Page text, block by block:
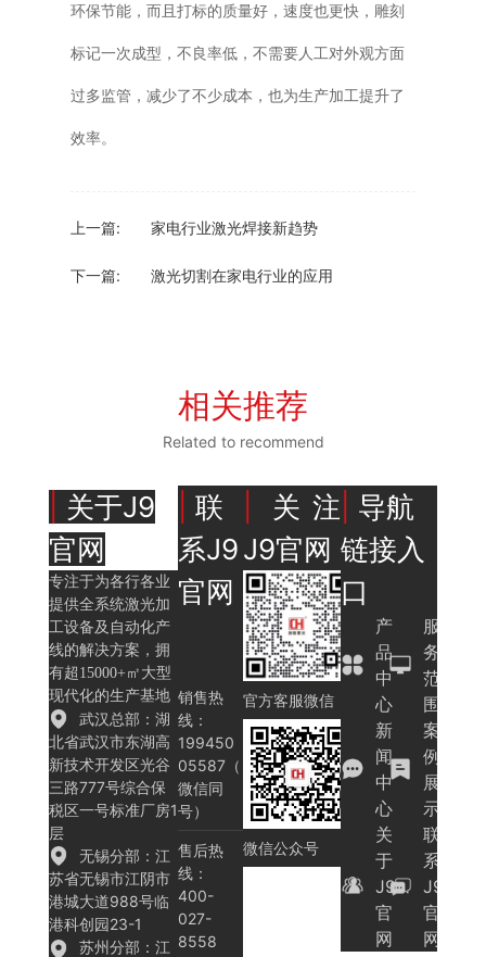
环保节能，而且打标的质量好，速度也更快，雕刻
标记一次成型，不良率低，不需要人工对外观方面
过多监管，减少了不少成本，也为生产加工提升了
效率。
上一篇: 家电行业激光焊接新趋势
下一篇: 激光切割在家电行业的应用
相关推荐
Related to recommend
关于J9
官网
专注于为各行各业
提供全系统激光加
工设备及自动化产
线的解决方案，拥
有超15000+㎡大型
现代化的生产基地
武汉总部：湖
北省武汉市东湖高
新技术开发区光谷
三路777号综合保
税区一号标准厂房1
层
无锡分部：江
苏省无锡市江阴市
港城大道988号临
港科创园23-1
苏州分部：江
联
系J9
官网
销售热
线：
199450
05587（
微信同
号）
售后热
线：
400-
027-
8558
关注
J9官网
官方客服微信
微信公众号
导航
链接入
口
产
品
中
心
服
务
范
围
新
闻
中
心
案
例
展
示
关
于
J9
官
网
联
系
J9
官
网